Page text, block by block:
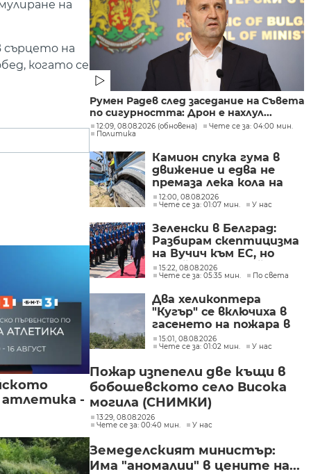
на
сърцето на
когато се
атлетика -
Румен Радев след заседание на Съвета
по сигурността: Дрон е нахлул...
12:09, 08.08.2026 (обновена)
Чете се за: 04:00 мин.
Политика
Камион спука гума в
движение и едва не
премаза лека кола на
Подбалканския път
(СНИМКИ)
12:00, 08.08.2026
Чете се за: 01:07 мин.
У нас
Зеленски в Белград:
Разбирам скептицизма
на Вучич към ЕС, но
Украйна е във война и
няма време за
скептицизъм
15:22, 08.08.2026
Чете се за: 05:35 мин.
По света
Два хеликоптера
"Кугър" се включиха в
гасенето на пожара в
Асеновградско
(СНИМКИ)
15:01, 08.08.2026
Чете се за: 01:02 мин.
У нас
Пожар изпепели две къщи в
бобошевското село Висока
могила (СНИМКИ)
13:29, 08.08.2026
Чете се за: 00:40 мин.
У нас
Земеделският министър:
Има "аномалии" в цените на...